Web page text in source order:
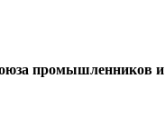
промышленников и